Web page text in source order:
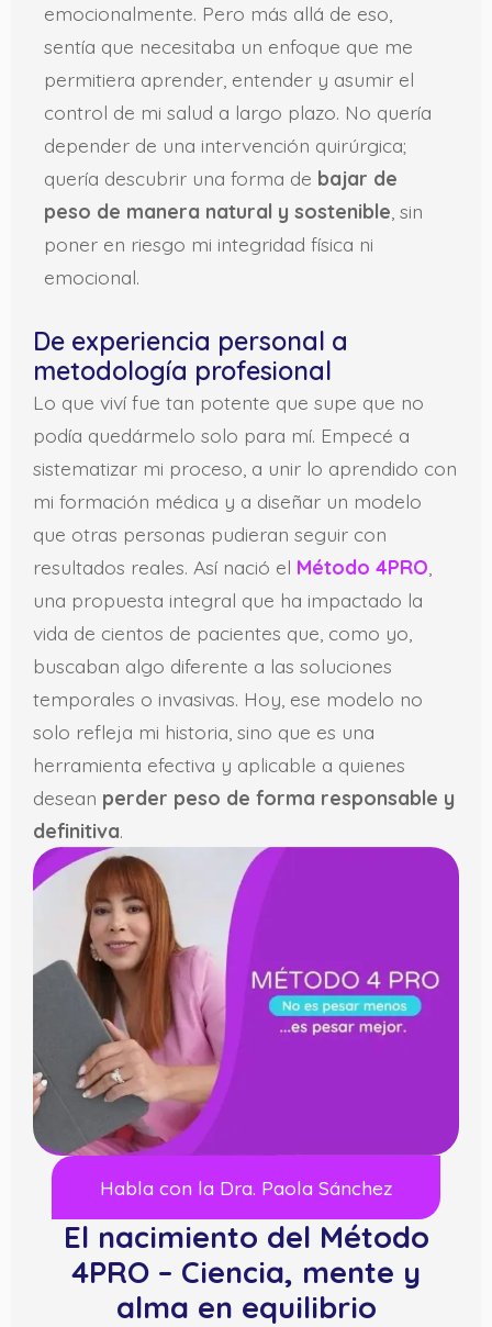
emocionalmente. Pero más allá de eso,
sentía que necesitaba un enfoque que me
permitiera aprender, entender y asumir el
control de mi salud a largo plazo. No quería
depender de una intervención quirúrgica;
quería descubrir una forma de bajar de
peso de manera natural y sostenible , sin
poner en riesgo mi integridad física ni
emocional.
De experiencia personal a
metodología profesional
Lo que viví fue tan potente que supe que no
podía quedármelo solo para mí. Empecé a
sistematizar mi proceso, a unir lo aprendido con
mi formación médica y a diseñar un modelo
que otras personas pudieran seguir con
resultados reales. Así nació el Método 4PRO
una propuesta integral que ha impactado la
vida de cientos de pacientes que, como yo,
buscaban algo diferente a las soluciones
temporales o invasivas. Hoy, ese modelo no
solo refleja mi historia, sino que es una
herramienta efectiva y aplicable a quienes
desean perder peso de forma responsable y
definitiva.
Habla con la Dra. Paola Sánchez
El nacimiento del Método
4PRO – Ciencia, mente y
alma en equilibrio